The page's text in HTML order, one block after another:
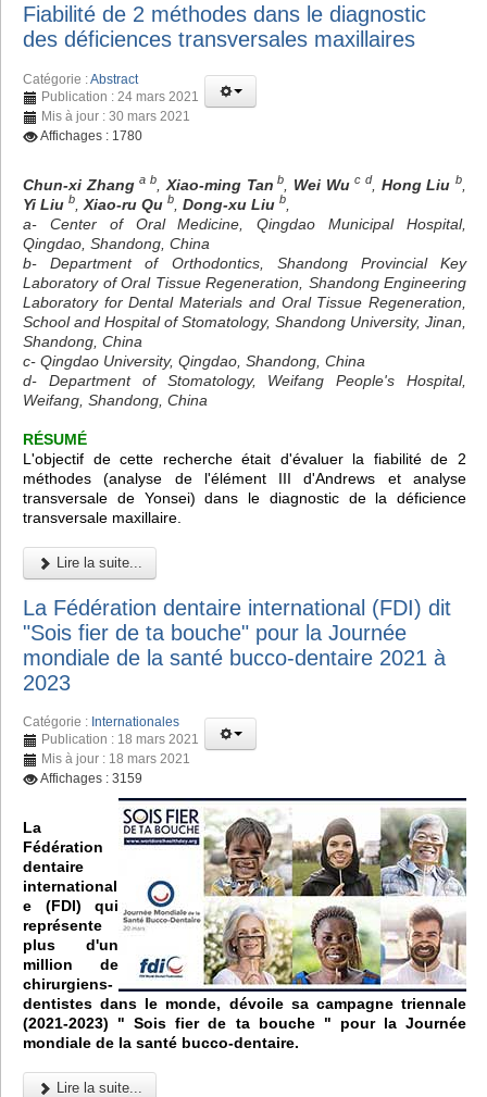
Fiabilité de 2 méthodes dans le diagnostic
des déficiences transversales maxillaires
Catégorie :Abstract
Publication : 24 mars 2021
Mis à jour : 30 mars 2021
Affichages : 1780
Chun-xi Zhang a b Xiao-ming Tan b Wei Wu c d Hong Liu b
Yi Liu b Xiao-ru Qu b Dong-xu Liu b
a- Center of Oral Medicine, Qingdao Municipal Hospital,
Qingdao, Shandong, China
b- Department of Orthodontics, Shandong Provincial Key
Laboratory of Oral Tissue Regeneration, Shandong Engineering
Laboratory for Dental Materials and Oral Tissue Regeneration,
School and Hospital of Stomatology, Shandong University, Jinan,
Shandong, China
c- Qingdao University, Qingdao, Shandong, China
d- Department of Stomatology, Weifang People's Hospital,
Weifang, Shandong, China
RÉSUMÉ
L'objectif de cette recherche était d'évaluer la fiabilité de 2
méthodes (analyse de l'élément III d'Andrews et analyse
transversale de Yonsei) dans le diagnostic de la déficience
transversale maxillaire.
Lire la suite...
La Fédération dentaire international (FDI) dit
"Sois fier de ta bouche" pour la Journée
mondiale de la santé bucco-dentaire 2021 à
2023
Catégorie : Internationales
Publication : 18 mars 2021
Mis à jour : 18 mars 2021
Affichages : 3159
La
Fédération
dentaire
international
e (FDI) qui
représente
plus d'un
million de
chirurgiens-
dentistes dans le monde, dévoile sa campagne triennale
(2021-2023) " Sois fier de ta bouche " pour la Journée
mondiale de la santé bucco-dentaire.
Lire la suite...